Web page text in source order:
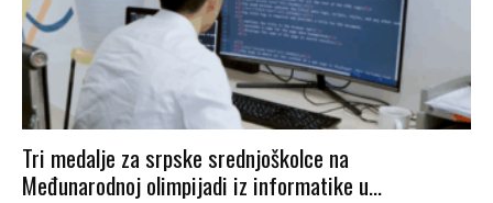
Tri medalje za srpske srednjoškolce na
Međunarodnoj olimpijadi iz informatike u...